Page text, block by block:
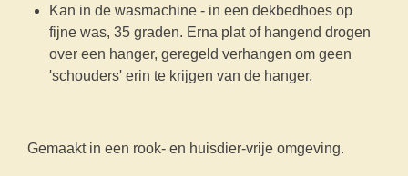
Kan in de wasmachine - in een dekbedhoes op
fijne was, 35 graden. Erna plat of hangend drogen
over een hanger, geregeld verhangen om geen
'schouders' erin te krijgen van de hanger.
Gemaakt in een rook- en huisdier-vrije omgeving.